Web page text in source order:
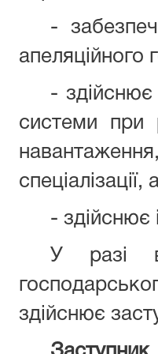
-
апеляційного
-
системи при
- здійснює
У разі
здійснює